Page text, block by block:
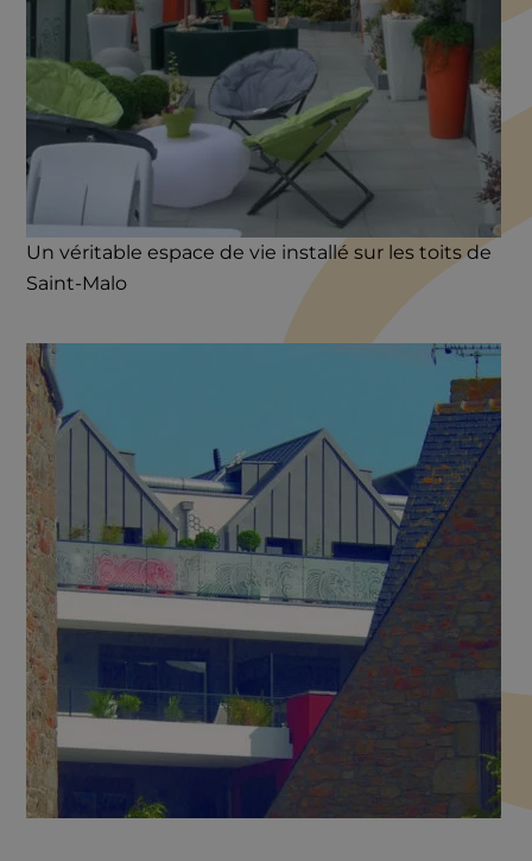
Un véritable espace de vie installé sur les toits de
Saint-Malo